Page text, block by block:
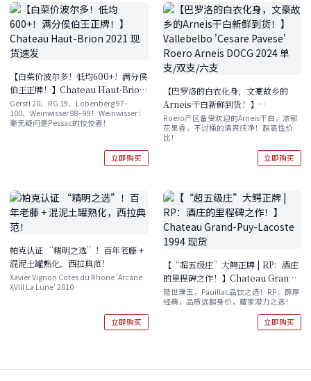
【白菜价波尔多！低均600+！满分侯
伯王正牌！】Chateau Haut-Brion
2021 现货速发
Gerstl 20、RG 19、Lobenberg 97–
100、Weinwisser 98–99！Weinwisser：
毫无疑问是Pessac的佼佼者！
立即购买
【巴罗洛的白衣化身，文豪故乡的
Arneis干白新鲜到货！】
Vallebelbo 'Cesare Pavese'
Roero Arneis DOCG 2024 单支/双
支/六支
Roero产区备受欢迎的Arneis干白，浓郁
花果香，不过桶的清爽纯净！超高性价
比！
立即购买
帕克认证 “精明之选”！百年老藤 +
混泥土罐熟化，西拉典范！
Xavier Vignon Cotes du Rhone 'Arcane
XVIII La Lune' 2010
立即购买
【“超五级庄”大鳄正牌 | RP：酒庄
的里程碑之作！】Chateau Grand-
Puy-Lacoste 1994 现货
隐世璞玉，Pauillac品饮之选！RP：醇厚
经典，品质远超身价，藏家潜力之选！
立即购买